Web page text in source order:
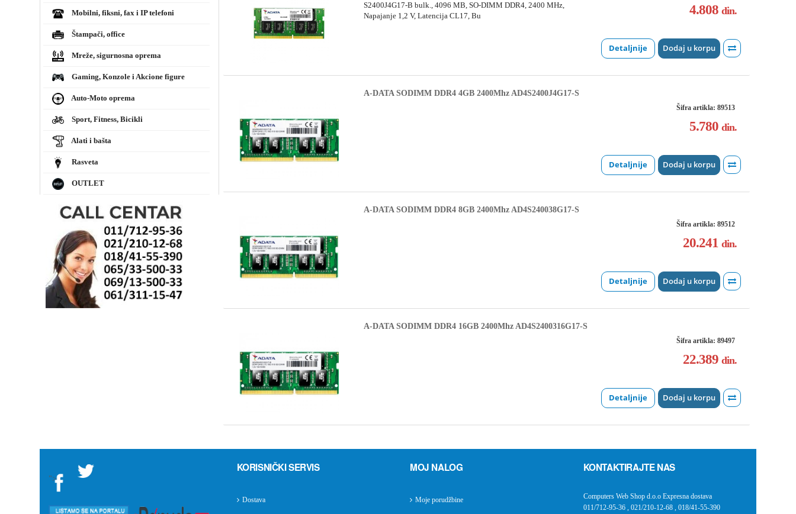
Mobilni, fiksni, fax i IP telefoni
Štampači, office
Mreže, sigurnosna oprema
Gaming, Konzole i Akcione figure
Auto-Moto oprema
Sport, Fitness, Bicikli
Alati i bašta
Rasveta
OUTLET
S2400J4G17-B bulk., 4096 MB, SO-DIMM DDR4, 2400 MHz,
Napajanje 1,2 V, Latencija CL17, Bu
4.808din.
Detaljnije Dodaj u korpu
A-DATA SODIMM DDR4 4GB 2400Mhz AD4S2400J4G17-S
Šifra artikla: 89513
5.780din.
Detaljnije Dodaj u korpu
A-DATA SODIMM DDR4 8GB 2400Mhz AD4S240038G17-S
Šifra artikla: 89512
20.241din.
Detaljnije Dodaj u korpu
A-DATA SODIMM DDR4 16GB 2400Mhz AD4S2400316G17-S
Šifra artikla: 89497
22.389din.
Detaljnije Dodaj u korpu
">
KORISNIČKI SERVIS
Dostava
MOJ NALOG
Moje porudžbine
KONTAKTIRAJTE NAS
Computers Web Shop d.o.o Expresna dostava
011/712-95-36, 021/210-12-68, 018/41-55-390